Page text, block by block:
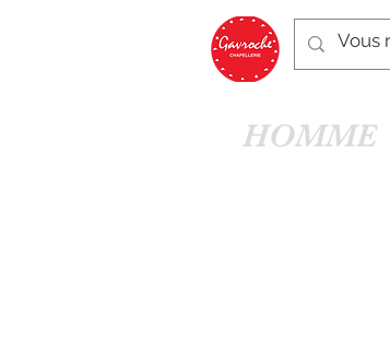
HOMME